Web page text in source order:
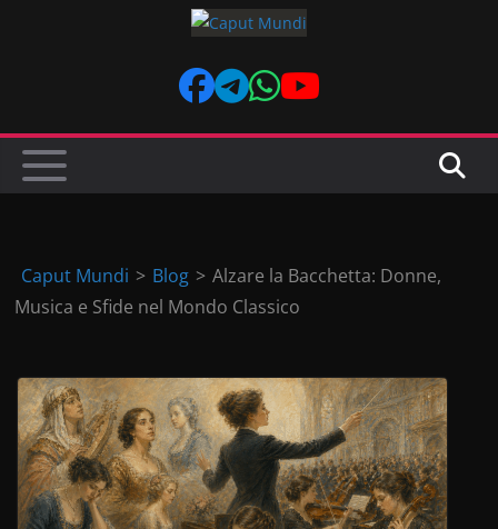
Caput Mundi > Blog > Alzare la Bacchetta: Donne,
Musica e Sfide nel Mondo Classico